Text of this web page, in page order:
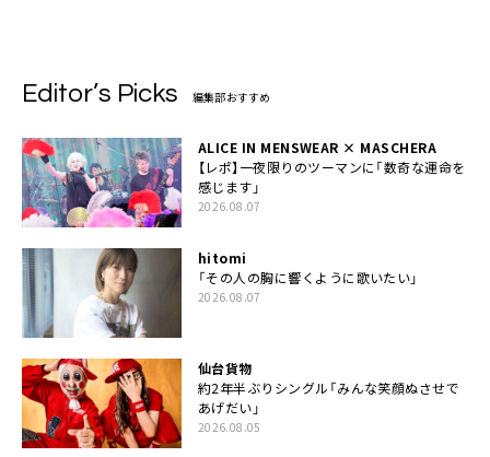
Editor’s Picks 編集部おすすめ
ALICE IN MENSWEAR × MASCHERA
【レポ】一夜限りのツーマンに「数奇な運命を
感じます」
2026.08.07
hitomi
「その人の胸に響くように歌いたい」
2026.08.07
仙台貨物
約2年半ぶりシングル「みんな笑顔ぬさせで
あげだい」
2026.08.05